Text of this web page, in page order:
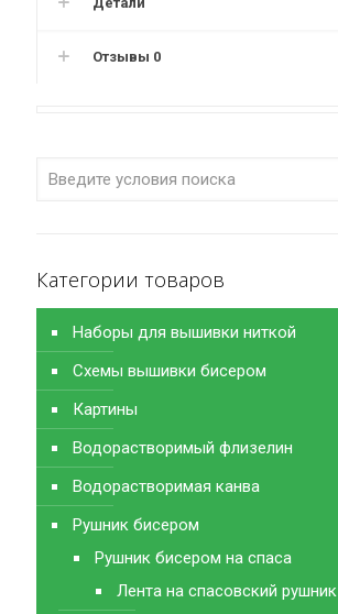
Отзывы 0
Категории товаров
Наборы для вышивки ниткой
Схемы вышивки бисером
Картины
Водорастворимый флизелин
Водорастворимая канва
Рушник бисером
Рушник бисером на спаса
Лента на спасовский рушник